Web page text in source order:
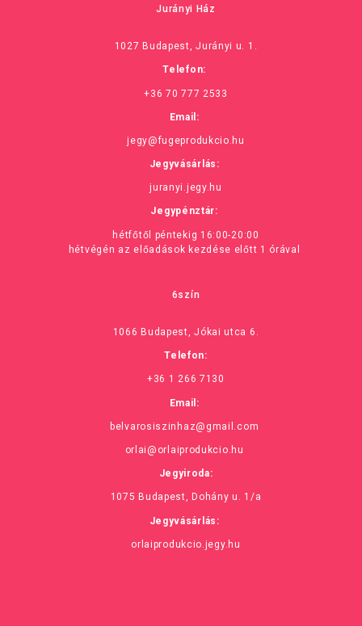
Jurányi Ház
1027 Budapest, Jurányi u. 1.
Telefon:
+36 70 777 2533
Email:
jegy@fugeprodukcio.hu
Jegyvásárlás:
juranyi.jegy.hu
Jegypénztár:
hétfőtől péntekig 16:00-20:00
hétvégén az előadások kezdése előtt 1 órával
6szín
1066 Budapest, Jókai utca 6.
Telefon:
+36 1 266 7130
Email:
belvarosiszinhaz@gmail.com
orlai@orlaiprodukcio.hu
Jegyiroda:
1075 Budapest, Dohány u. 1/a
Jegyvásárlás:
orlaiprodukcio.jegy.hu